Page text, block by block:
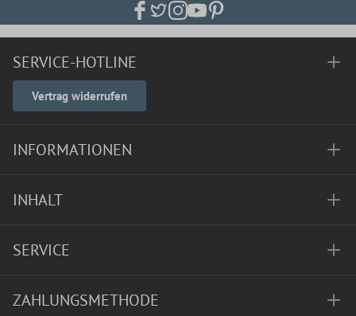
SERVICE-HOTLINE
Vertrag widerrufen
INFORMATIONEN
INHALT
SERVICE
ZAHLUNGSMETHODE